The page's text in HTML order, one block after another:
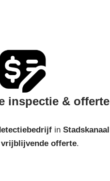
inspectie & offerte
in Stadskanaal
vrijblijvende offerte.